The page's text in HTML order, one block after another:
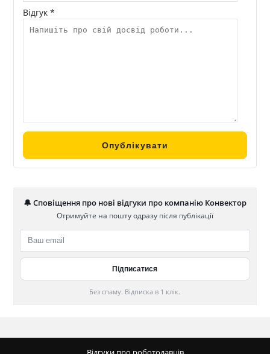
Відгук *
🔔 Сповіщення про нові відгуки про компанію Конвектор
Отримуйте на пошту одразу після публікації
Без спаму. Відписка в 1 клік.